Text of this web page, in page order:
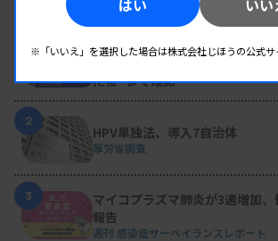
人気の記事
変わり続ける検査の現場 #32 山形済
生理検査のパニック値、報告体
た後”まで確認
2
HPV単独法、導入7自治体
厚労省調査
3
マイコプラズマ肺炎が3週増加
報告
週刊 感染症サーベイランスレポート
※「いいえ」を選択した場合は株式会社じほうの公式サ